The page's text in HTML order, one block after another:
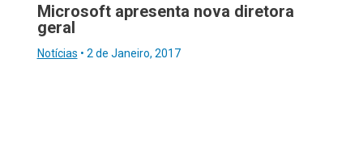
Microsoft apresenta nova diretora
geral
Notícias • 2 de Janeiro, 2017